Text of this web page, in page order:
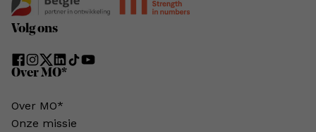
Volg ons
Over MO*
Over MO*
Onze missie